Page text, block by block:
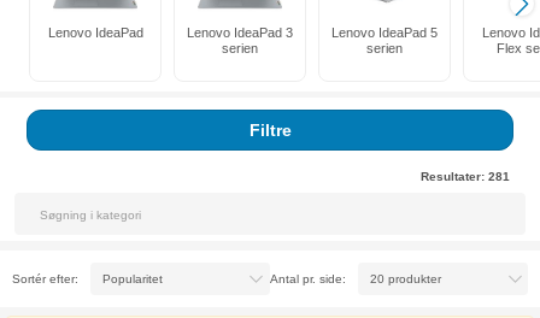
Lenovo IdeaPad
Lenovo IdeaPad 3
serien
Lenovo IdeaPad 5
serien
Lenovo
Flex
Filtre
Resultater: 281
Sortér efter: Antal pr. side: